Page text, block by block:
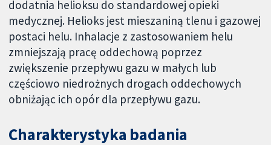
dodatnia helioksu do standardowej opieki
medycznej. Helioks jest mieszaniną tlenu i gazowej
postaci helu. Inhalacje z zastosowaniem helu
zmniejszają pracę oddechową poprzez
zwiększenie przepływu gazu w małych lub
częściowo niedrożnych drogach oddechowych
obniżając ich opór dla przepływu gazu.
Charakterystyka badania